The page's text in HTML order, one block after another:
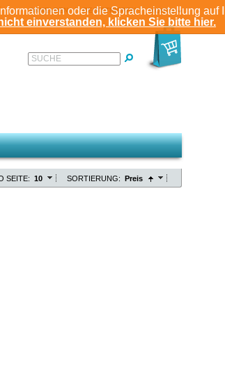
oder die Spracheinstellung auf
einverstanden, klicken Sie bitte hier.
KONTO
ANMELDEN REGISTRIEREN
SUCHE
SORTIERUNG: Preis
SEITE: 10